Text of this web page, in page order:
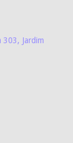
303, Jardim